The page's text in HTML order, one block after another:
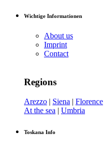
Wichtige Informationen
About us
Imprint
Contact
Regions
Arezzo | Siena | Florence
At the sea | Umbria
Toskana Info